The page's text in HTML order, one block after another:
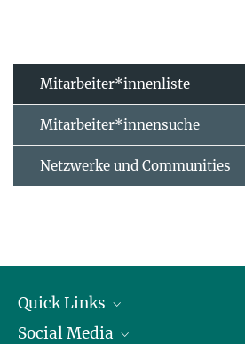
Mitarbeiter*innenliste
Mitarbeiter*innensuche
Netzwerke und Communities
Quick Links
Forschungsgruppen
Social Media